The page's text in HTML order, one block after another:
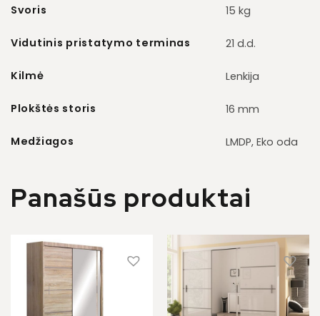
Svoris 15 kg
Vidutinis pristatymo terminas 21 d.d.
Kilmė Lenkija
Plokštės storis 16 mm
Medžiagos LMDP, Eko oda
Panašūs produktai